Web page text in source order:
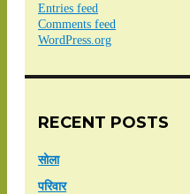
Entries feed
Comments feed
WordPress.org
RECENT POSTS
सोला
परिवार